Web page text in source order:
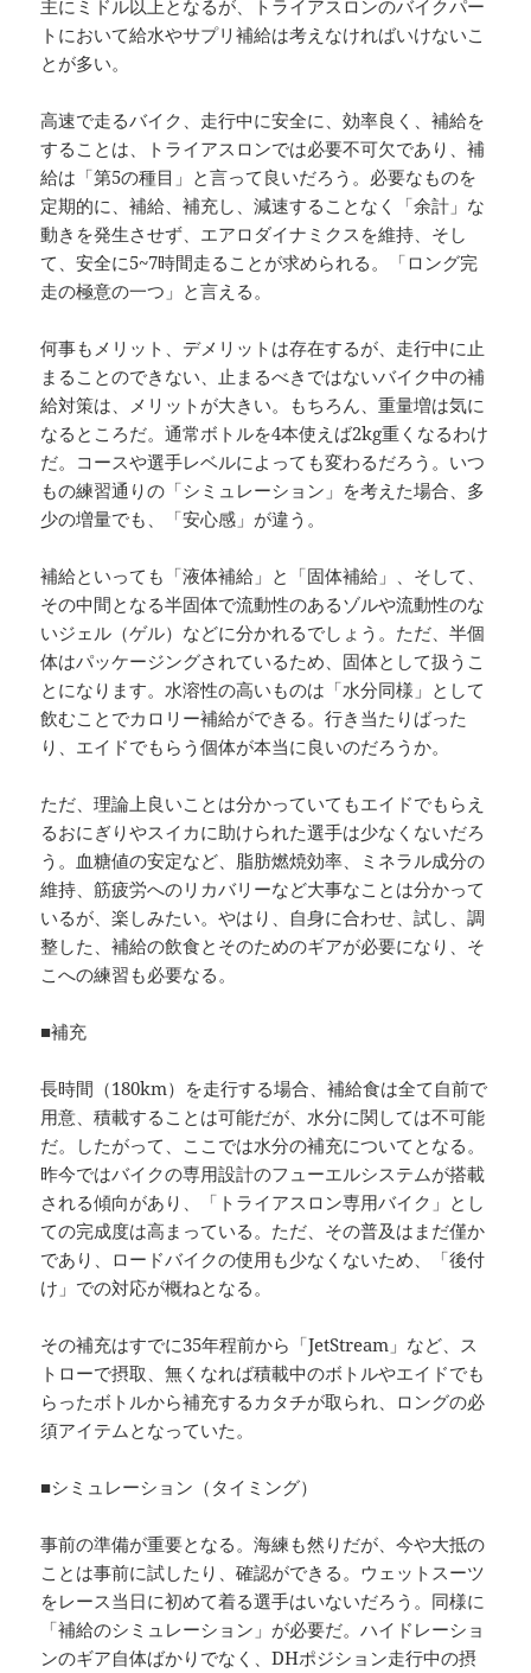
主にミドル以上となるが、トライアスロンのバイクパー
トにおいて給水やサプリ補給は考えなければいけないこ
とが多い。
高速で走るバイク、走行中に安全に、効率良く、補給を
することは、トライアスロンでは必要不可欠であり、補
給は「第5の種目」と言って良いだろう。必要なものを
定期的に、補給、補充し、減速することなく「余計」な
動きを発生させず、エアロダイナミクスを維持、そし
て、安全に5~7時間走ることが求められる。「ロング完
走の極意の一つ」と言える。
何事もメリット、デメリットは存在するが、走行中に止
まることのできない、止まるべきではないバイク中の補
給対策は、メリットが大きい。もちろん、重量増は気に
なるところだ。通常ボトルを4本使えば2kg重くなるわけ
だ。コースや選手レベルによっても変わるだろう。いつ
もの練習通りの「シミュレーション」を考えた場合、多
少の増量でも、「安心感」が違う。
補給といっても「液体補給」と「固体補給」、そして、
その中間となる半固体で流動性のあるゾルや流動性のな
いジェル（ゲル）などに分かれるでしょう。ただ、半個
体はパッケージングされているため、固体として扱うこ
とになります。水溶性の高いものは「水分同様」として
飲むことでカロリー補給ができる。行き当たりばった
り、エイドでもらう個体が本当に良いのだろうか。
ただ、理論上良いことは分かっていてもエイドでもらえ
るおにぎりやスイカに助けられた選手は少なくないだろ
う。血糖値の安定など、脂肪燃焼効率、ミネラル成分の
維持、筋疲労へのリカバリーなど大事なことは分かって
いるが、楽しみたい。やはり、自身に合わせ、試し、調
整した、補給の飲食とそのためのギアが必要になり、そ
こへの練習も必要なる。
■補充
長時間（180km）を走行する場合、補給食は全て自前で
用意、積載することは可能だが、水分に関しては不可能
だ。したがって、ここでは水分の補充についてとなる。
昨今ではバイクの専用設計のフューエルシステムが搭載
される傾向があり、「トライアスロン専用バイク」とし
ての完成度は高まっている。ただ、その普及はまだ僅か
であり、ロードバイクの使用も少なくないため、「後付
け」での対応が概ねとなる。
その補充はすでに35年程前から「JetStream」など、ス
トローで摂取、無くなれば積載中のボトルやエイドでも
らったボトルから補充するカタチが取られ、ロングの必
須アイテムとなっていた。
■シミュレーション（タイミング）
事前の準備が重要となる。海練も然りだが、今や大抵の
ことは事前に試したり、確認ができる。ウェットスーツ
をレース当日に初めて着る選手はいないだろう。同様に
「補給のシミュレーション」が必要だ。ハイドレーショ
ンのギア自体ばかりでなく、DHポジション走行中の摂